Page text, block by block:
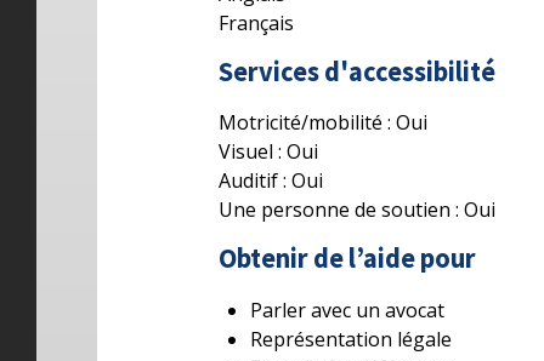
Français
Services d'accessibilité
Motricité/mobilité : Oui
Visuel : Oui
Auditif : Oui
Une personne de soutien : Oui
Obtenir de l’aide pour
Parler avec un avocat
Représentation légale